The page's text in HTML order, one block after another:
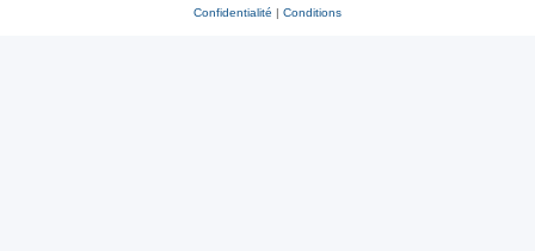
Confidentialité | Conditions